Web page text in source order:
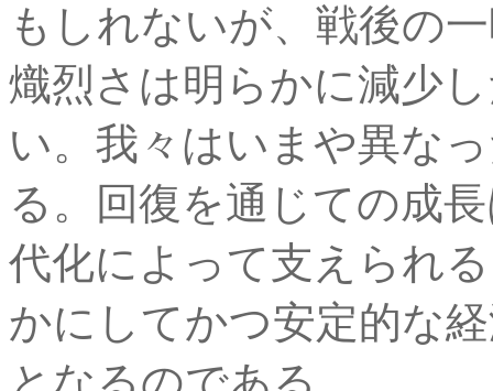
もしれないが、戦後の
熾烈さは明らかに減少
い。我々はいまや異な
る。回復を通じての成
代化によって支えられ
かにしてかつ安定的な